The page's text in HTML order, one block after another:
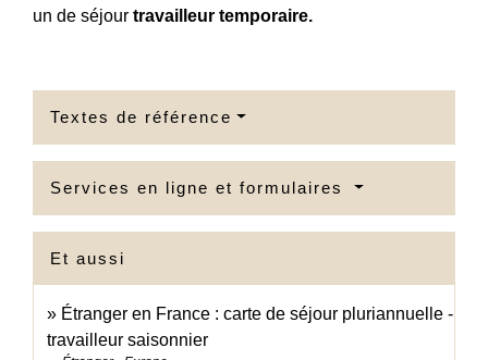
un de séjour travailleur temporaire.
Textes de référence
Services en ligne et formulaires
Et aussi
Étranger en France : carte de séjour pluriannuelle -
travailleur saisonnier